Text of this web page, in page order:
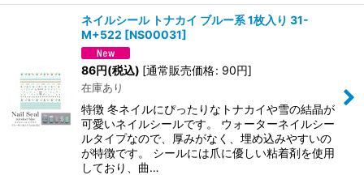
ネイルシール トナカイ ブルー系 1枚入り 31-
M+522 [NS00031]
86円(税込) [通常販売価格: 90円]
在庫あり
特徴 冬ネイルにぴったりなトナカイや雪の結晶が
可愛いネイルシールです。 ウォーターネイルシー
ルタイプなので、厚みがなく、埋め込みやすいの
が特徴です。 シールには爪に優しい粘着剤を使用
しており、曲…